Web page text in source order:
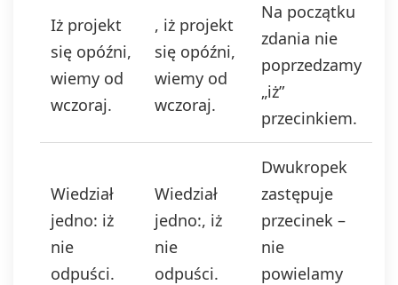
Iż projekt
się opóźni,
wiemy od
wczoraj.
, iż projekt
się opóźni,
wiemy od
wczoraj.
Na początku
zdania nie
poprzedzamy
„iż”
przecinkiem.
Wiedział
jedno: iż
nie
odpuści.
Wiedział
jedno:, iż
nie
odpuści.
Dwukropek
zastępuje
przecinek –
nie
powielamy